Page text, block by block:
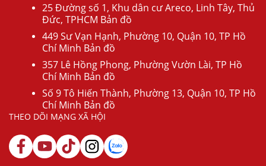
25 Đường số 1, Khu dân cư Areco, Linh Tây, Thủ
Đức, TPHCM Bản đồ
449 Sư Vạn Hạnh, Phường 10, Quận 10, TP Hồ
Chí Minh Bản đồ
357 Lê Hồng Phong, Phường Vườn Lài, TP Hồ
Chí Minh Bản đồ
Số 9 Tô Hiến Thành, Phường 13, Quận 10, TP Hồ
Chí Minh Bản đồ
THEO DÕI MẠNG XÃ HỘI